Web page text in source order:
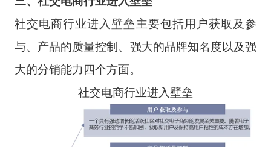
社交电商行业进入壁垒主要包括用户获取及参
与、产品的质量控制、强大的品牌知名度以及强
大的分销能力四个方面。
社交电商行业进入壁垒